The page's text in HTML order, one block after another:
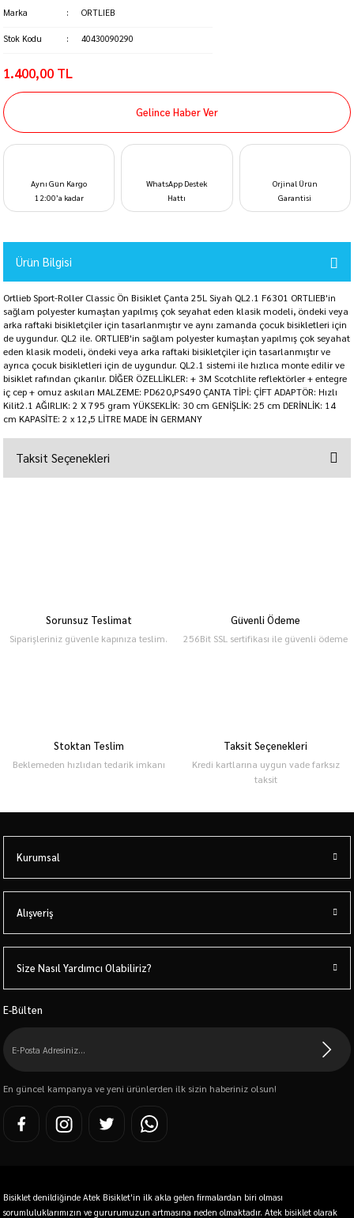
Marka ORTLIEB
Stok Kodu 40430090290
1.400,00 TL
Gelince Haber Ver
Aynı Gün Kargo
12:00’a kadar
WhatsApp Destek
Hattı
Orjinal Ürün
Garantisi
Ürün Bilgisi
Ortlieb Sport-Roller Classic Ön Bisiklet Çanta 25L Siyah QL2.1 F6301 ORTLIEB'in
sağlam polyester kumaştan yapılmış çok seyahat eden klasik modeli, öndeki veya
arka raftaki bisikletçiler için tasarlanmıştır ve aynı zamanda çocuk bisikletleri için
de uygundur. QL2 ile. ORTLIEB'in sağlam polyester kumaştan yapılmış çok seyahat
eden klasik modeli, öndeki veya arka raftaki bisikletçiler için tasarlanmıştır ve
ayrıca çocuk bisikletleri için de uygundur. QL2.1 sistemi ile hızlıca monte edilir ve
bisiklet rafından çıkarılır. DİĞER ÖZELLİKLER: + 3M Scotchlite reflektörler + entegre
iç cep + omuz askıları MALZEME: PD620,PS490 ÇANTA TİPİ: ÇİFT ADAPTÖR: Hızlı
Kilit2.1 AĞIRLIK: 2 X 795 gram YÜKSEKLİK: 30 cm GENİŞLİK: 25 cm DERİNLİK: 14
cm KAPASİTE: 2 x 12,5 LİTRE MADE İN GERMANY
Taksit Seçenekleri
Sorunsuz Teslimat
Siparişleriniz güvenle kapınıza teslim.
Güvenli Ödeme
256Bit SSL sertifikası ile güvenli ödeme
Stoktan Teslim
Beklemeden hızlıdan tedarik imkanı
Taksit Seçenekleri
Kredi kartlarına uygun vade farksız
taksit
Kurumsal
Alışveriş
Size Nasıl Yardımcı Olabiliriz?
E-Bülten
En güncel kampanya ve yeni ürünlerden ilk sizin haberiniz olsun!
Bisiklet denildiğinde Atek Bisiklet'in ilk akla gelen firmalardan biri olması
sorumluluklarımızın ve gururumuzun artmasına neden olmaktadır. Atek bisiklet olarak